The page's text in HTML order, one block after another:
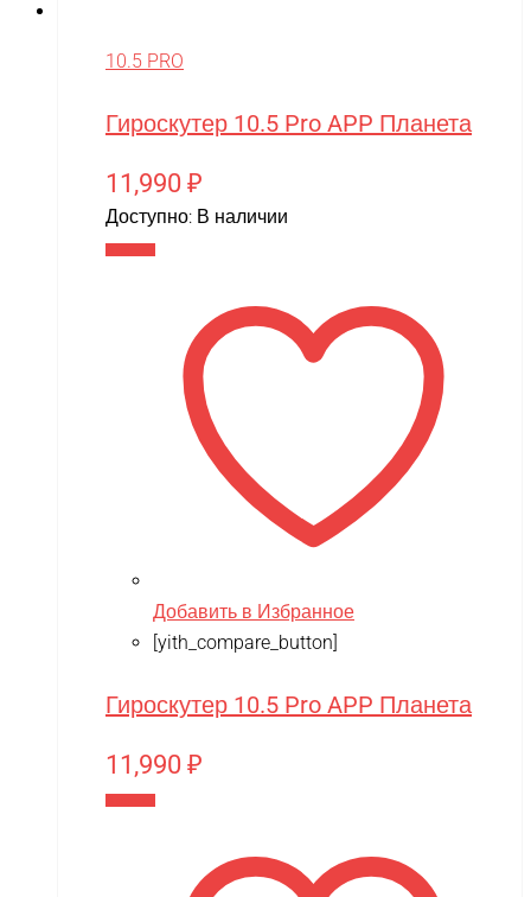
10.5 PRO
Гироскутер 10.5 Pro APP Планета
11,990 ₽
Доступно: В наличии
Добавить в Избранное
[yith_compare_button]
Гироскутер 10.5 Pro APP Планета
11,990 ₽